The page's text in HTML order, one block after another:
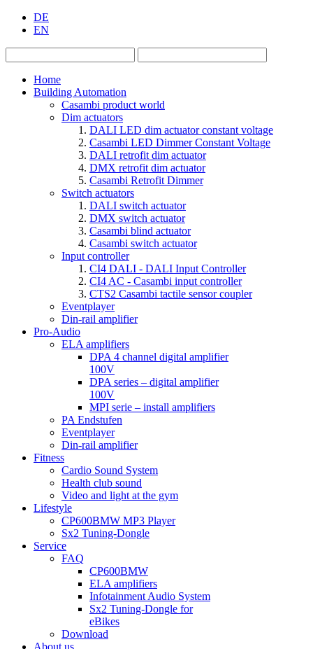
DE
EN
Home
Building Automation
Casambi product world
Dim actuators
DALI LED dim actuator constant voltage
Casambi LED Dimmer Constant Voltage
DALI retrofit dim actuator
DMX retrofit dim actuator
Casambi Retrofit Dimmer
Switch actuators
DALI switch actuator
DMX switch actuator
Casambi blind actuator
Casambi switch actuator
Input controller
CI4 DALI - DALI Input Controller
CI4 AC - Casambi input controller
CTS2 Casambi tactile sensor coupler
Eventplayer
Din-rail amplifier
Pro-Audio
ELA amplifiers
DPA 4 channel digital amplifier
100V
DPA series – digital amplifier
100V
MPI serie – install amplifiers
PA Endstufen
Eventplayer
Din-rail amplifier
Fitness
Cardio Sound System
Health club sound
Video and light at the gym
Lifestyle
CP600BMW MP3 Player
Sx2 Tuning-Dongle
Service
FAQ
CP600BMW
ELA amplifiers
Infotainment Audio System
Sx2 Tuning-Dongle for
eBikes
Download
About us